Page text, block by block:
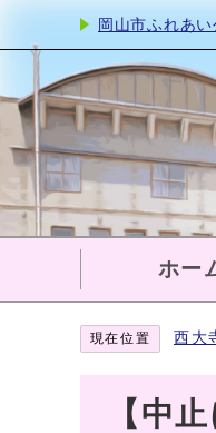
岡山市ふれあ
ホー
現在位置 西大
【中